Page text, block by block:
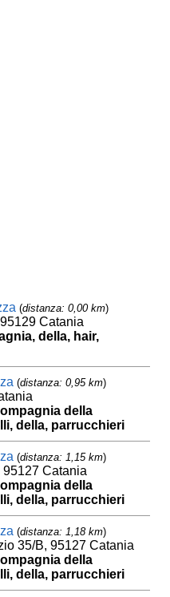
(distanza: 0,00 km)
Catania
della, hair,
(distanza: 0,95 km)
della
della, parrucchieri
(distanza: 1,15 km)
Catania
della
della, parrucchieri
(distanza: 1,18 km)
35/B, 95127 Catania
della
della, parrucchieri